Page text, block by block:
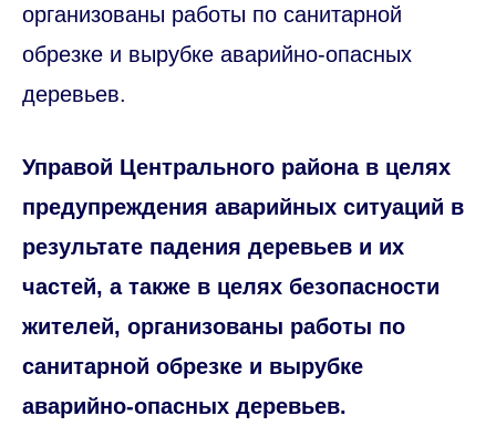
организованы работы по санитарной
обрезке и вырубке аварийно-опасных
деревьев.
Управой Центрального района в целях
предупреждения аварийных ситуаций в
результате падения деревьев и их
частей, а также в целях безопасности
жителей, организованы работы по
санитарной обрезке и вырубке
аварийно-опасных деревьев.